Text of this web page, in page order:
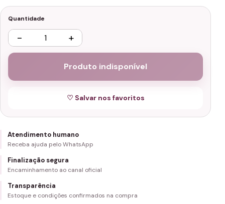
Quantidade
− +
Produto indisponível
♡ Salvar nos favoritos
Atendimento humano
Receba ajuda pelo WhatsApp
Finalização segura
Encaminhamento ao canal oficial
Transparência
Estoque e condições confirmados na compra